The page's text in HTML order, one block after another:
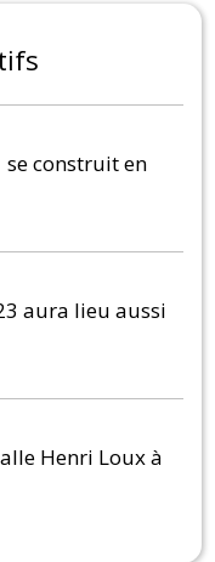
construit en
aura lieu aussi
Henri Loux à